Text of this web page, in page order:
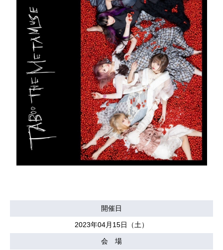
開催日
2023年04月15日（土）
会 場